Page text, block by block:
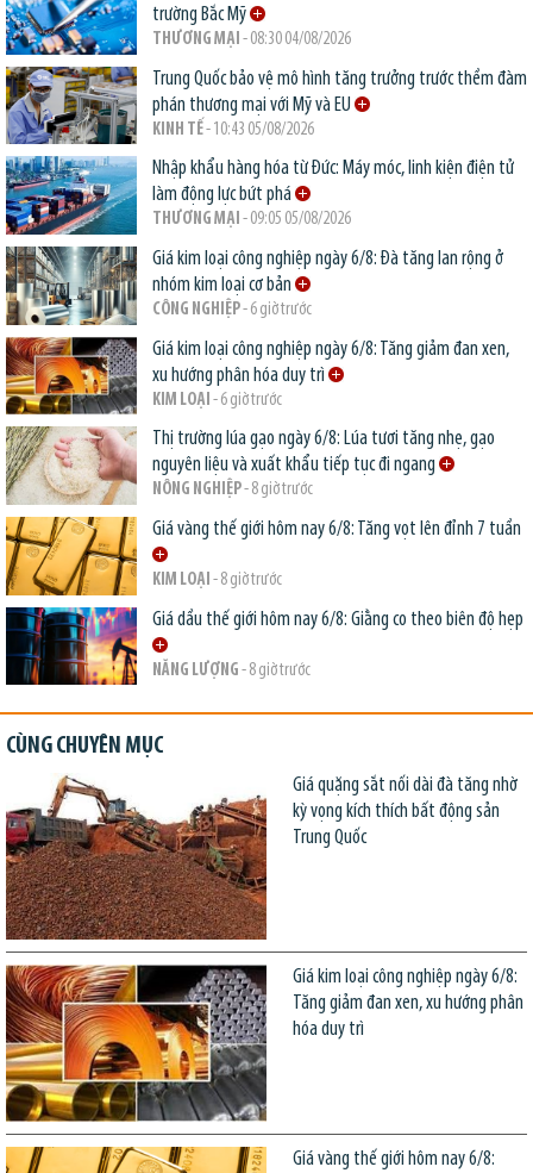
trường Bắc Mỹ
THƯƠNG MẠI - 08:30 04/08/2026
Trung Quốc bảo vệ mô hình tăng trưởng trước thềm đàm
phán thương mại với Mỹ và EU
KINH TẾ- 10:43 05/08/2026
Nhập khẩu hàng hóa từ Đức: Máy móc, linh kiện điện tử
làm động lực bứt phá
THƯƠNG MẠI - 09:05 05/08/2026
Giá kim loại công nghiệp ngày 6/8: Đà tăng lan rộng ở
nhóm kim loại cơ bản
CÔNG NGHIỆP- 6 giờ trước
Giá kim loại công nghiệp ngày 6/8: Tăng giảm đan xen,
xu hướng phân hóa duy trì
KIM LOẠI - 6 giờ trước
Thị trường lúa gạo ngày 6/8: Lúa tươi tăng nhẹ, gạo
nguyên liệu và xuất khẩu tiếp tục đi ngang
NÔNG NGHIỆP- 8 giờ trước
Giá vàng thế giới hôm nay 6/8: Tăng vọt lên đỉnh 7 tuần
KIM LOẠI - 8 giờ trước
Giá dầu thế giới hôm nay 6/8: Giằng co theo biên độ hẹp
NĂNG LƯỢNG - 8 giờ trước
CÙNG CHUYÊN MỤC
Giá quặng sắt nối dài đà tăng nhờ
kỳ vọng kích thích bất động sản
Trung Quốc
Giá kim loại công nghiệp ngày 6/8:
Tăng giảm đan xen, xu hướng phân
hóa duy trì
Giá vàng thế giới hôm nay 6/8: